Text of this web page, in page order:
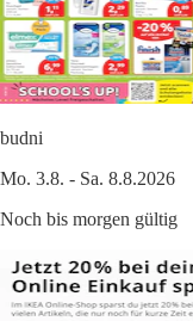
budni
Mo. 3.8. - Sa. 8.8.2026
Noch bis morgen gültig